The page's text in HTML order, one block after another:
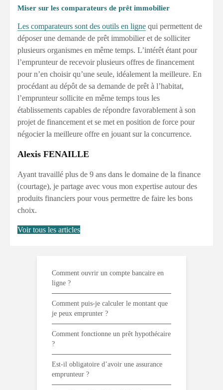
Miser sur les comparateurs de prêt immobilier
Les comparateurs sont des outils en ligne qui permettent de
déposer une demande de prêt immobilier et de solliciter
plusieurs organismes en même temps. L’intérêt étant pour
l’emprunteur de recevoir plusieurs offres de financement
pour n’en choisir qu’une seule, idéalement la meilleure. En
procédant au dépôt de sa demande de prêt à l’habitat,
l’emprunteur sollicite en même temps tous les
établissements capables de répondre favorablement à son
projet de financement et se met en position de force pour
négocier la meilleure offre en jouant sur la concurrence.
Alexis FENAILLE
Ayant travaillé plus de 9 ans dans le domaine de la finance
(courtage), je partage avec vous mon expertise autour des
produits financiers pour vous permettre de faire les bons
choix.
Voir tous les articles
Comment ouvrir un compte bancaire en
ligne ?
Comment puis-je calculer le montant que
je peux emprunter ?
Comment fonctionne un prêt hypothécaire
?
Est-il obligatoire d’avoir une assurance
emprunteur ?